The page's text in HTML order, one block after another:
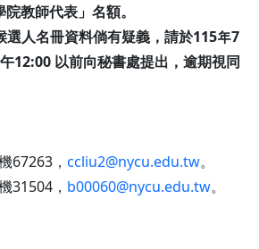
教師代表」名額。
選人名冊資料倘有疑義，請於115年7
12:00 以前向秘書處提出，逾期視同
67263， ccliu2@nycu.edu.tw。
31504， b00060@nycu.edu.tw。